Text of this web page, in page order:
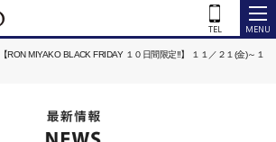
【RON MIYAKO BLACK FRIDAY １０日間限定!!】 １１／２１(金)～１